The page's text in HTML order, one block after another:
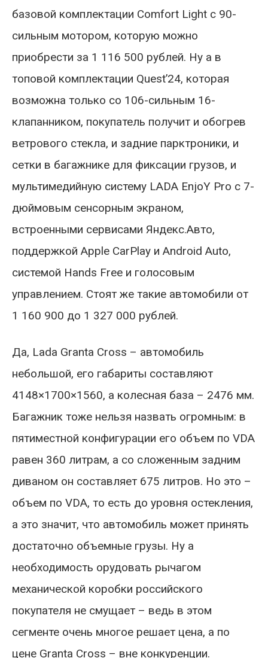
базовой комплектации Comfort Light с 90-
сильным мотором, которую можно
приобрести за 1 116 500 рублей. Ну а в
топовой комплектации Quest’24, которая
возможна только со 106-сильным 16-
клапанником, покупатель получит и обогрев
ветрового стекла, и задние парктроники, и
сетки в багажнике для фиксации грузов, и
мультимедийную систему LADA EnjoY Pro с 7-
дюймовым сенсорным экраном,
встроенными сервисами Яндекс.Авто,
поддержкой Apple CarPlay и Android Auto,
системой Hands Free и голосовым
управлением. Стоят же такие автомобили от
1 160 900 до 1 327 000 рублей.
Да, Lada Granta Cross – автомобиль
небольшой, его габариты составляют
4148×1700×1560, а колесная база – 2476 мм.
Багажник тоже нельзя назвать огромным: в
пятиместной конфигурации его объем по VDA
равен 360 литрам, а со сложенным задним
диваном он составляет 675 литров. Но это –
объем по VDA, то есть до уровня остекления,
а это значит, что автомобиль может принять
достаточно объемные грузы. Ну а
необходимость орудовать рычагом
механической коробки российского
покупателя не смущает – ведь в этом
сегменте очень многое решает цена, а по
цене Granta Cross – вне конкуренции.